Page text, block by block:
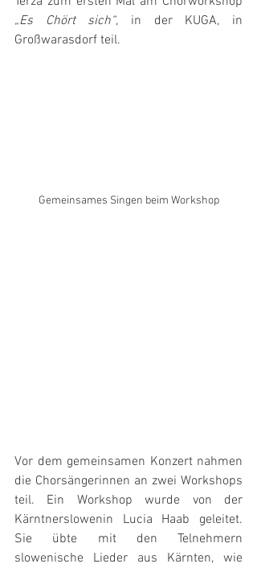
„Es Chört sich“, in der KUGA, in
Großwarasdorf teil.
Gemeinsames Singen beim Workshop
Vor dem gemeinsamen Konzert nahmen
die Chorsängerinnen an zwei Workshops
teil. Ein Workshop wurde von der
Kärntnerslowenin Lucia Haab geleitet.
Sie übte mit den Telnehmern